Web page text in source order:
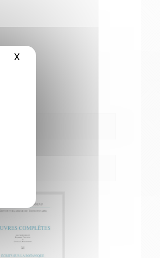
X Masquer le bandeau des cookies